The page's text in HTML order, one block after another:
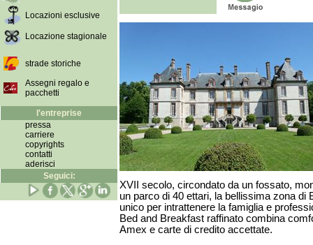
Locazioni esclusive
Locazione stagionale
strade storiche
Assegni regalo e
pacchetti
l'entreprise
pressa
carriere
copyrights
contatti
aderisci
Seguici:
XVII secolo, circondato da un fossato,
un parco di 40 ettari, la bellissima zona di
unico per intrattenere la famiglia e
Bed and Breakfast raffinato combina
Amex e carte di credito accettate.